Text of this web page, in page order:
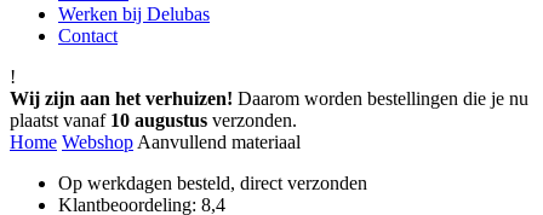
Werken bij Delubas
Contact
!
Wij zijn aan het verhuizen! Daarom worden bestellingen die je nu
plaatst vanaf 10 augustus verzonden.
Home Webshop Aanvullend materiaal
Op werkdagen besteld, direct verzonden
Klantbeoordeling: 8,4